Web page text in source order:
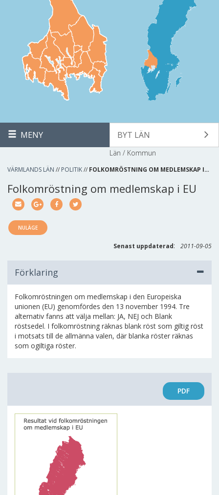
MENY BYT LÄN
Län / Kommun
VÄRMLANDS LÄN // POLITIK// FOLKOMRÖSTNING OM MEDLEMSKAP I…
Folkomröstning om medlemskap i EU
NULÄGE
Senast uppdaterad: 2011-09-05
Förklaring
Folkomröstningen om medlemskap i den Europeiska
unionen (EU) genomfördes den 13 november 1994. Tre
alternativ fanns att välja mellan: JA, NEJ och Blank
röstsedel. I folkomröstning räknas blank röst som giltig röst
i motsats till de allmänna valen, där blanka röster räknas
som ogiltiga röster.
PDF